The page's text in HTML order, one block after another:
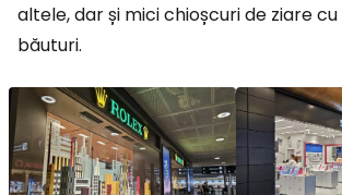
altele, dar și mici chioșcuri de ziare cu
băuturi.